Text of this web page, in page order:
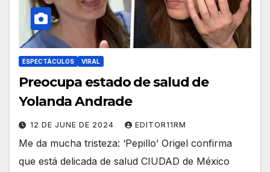
ESPECTÁCULOS VIRAL
Preocupa estado de salud de
Yolanda Andrade
12 DE JUNE DE 2024 EDITOR11RM
Me da mucha tristeza: ‘Pepillo’ Origel confirma
que está delicada de salud CIUDAD de México